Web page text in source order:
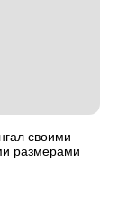
своими
размерами